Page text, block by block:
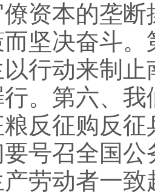
资本的垄
坚决奋斗
以行动来制
行。第六、
反征购反
号召全国
劳动者一致